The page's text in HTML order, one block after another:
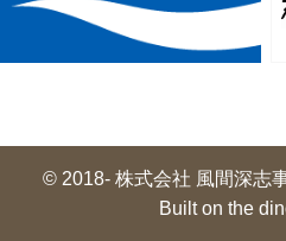
© 2018- 株式会社 風間深志
Built on the